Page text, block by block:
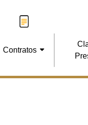
Contratos